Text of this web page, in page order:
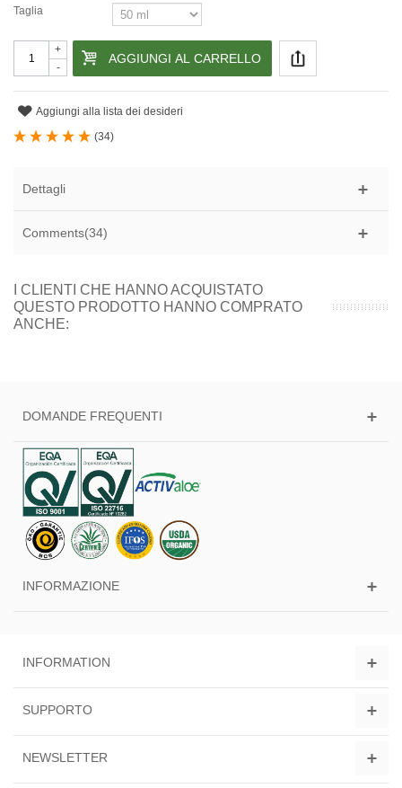
Taglia
-
+
AGGIUNGI AL CARRELLO
Aggiungi alla lista dei desideri
(34)
Dettagli
Comments(34)
I CLIENTI CHE HANNO ACQUISTATO
QUESTO PRODOTTO HANNO COMPRATO
ANCHE:
DOMANDE FREQUENTI
INFORMAZIONE
INFORMATION
SUPPORTO
NEWSLETTER